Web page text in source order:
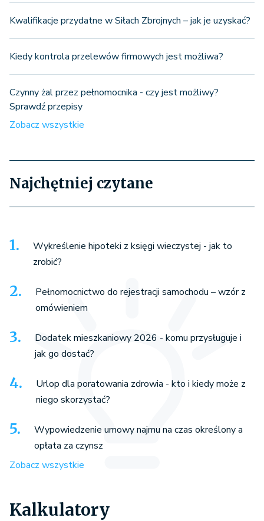
Kwalifikacje przydatne w Siłach Zbrojnych – jak je uzyskać?
Kiedy kontrola przelewów firmowych jest możliwa?
Czynny żal przez pełnomocnika - czy jest możliwy?
Sprawdź przepisy
Zobacz wszystkie
Najchętniej czytane
Wykreślenie hipoteki z księgi wieczystej - jak to
zrobić?
Pełnomocnictwo do rejestracji samochodu – wzór z
omówieniem
Dodatek mieszkaniowy 2026 - komu przysługuje i
jak go dostać?
Urlop dla poratowania zdrowia - kto i kiedy może z
niego skorzystać?
Wypowiedzenie umowy najmu na czas określony a
opłata za czynsz
Zobacz wszystkie
Kalkulatory